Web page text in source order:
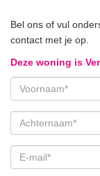
Bel ons of vul
contact met je op.
Deze woning is